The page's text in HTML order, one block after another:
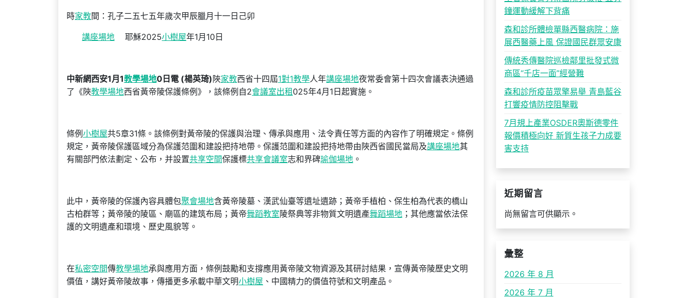
時家教間：孔子二五七五年歲次甲辰臘月十一日己卯
講座場地 耶穌2025小樹屋年1月10日
中新網西安1月1教學場地0日電 (楊英琦) 陜家教西省十四屆1對1教學人年講座場地夜常委會第十四次會議表決通過
了《陜教學場地西省黃帝陵保護條例》，該條例自2會議室出租 025年4月1日起實施。
條例 小樹屋共5章31條。該條例對黃帝陵的保護與治理、傳承與應用、法令責任等方面的內容作了明確規定。條例
規定，黃帝陵保護區域分為保護范圍和建設把持地帶。保護范圍和建設把持地帶由陜西省國民當局及講座場地其
有關部門依法劃定、公布，并設置共享空間保護標共享會議室志和界碑瑜伽場地 。
此中，黃帝陵的保護內容具體包聚會場地含黃帝陵墓、漢武仙臺等遺址遺跡；黃帝手植柏、保生柏為代表的橋山
古柏群等；黃帝陵的陵區、廟區的建筑布局；黃帝舞蹈教室陵祭典等非物質文明遺產舞蹈場地 ；其他應當依法保
護的文明遺產和環境、歷史風貌等。
在私密空間傳教學場地承與應用方面，條例鼓勵和支撐應用黃帝陵文物資源及其研討結果，宣傳黃帝陵歷史文明
價值，講好黃帝陵故事，傳播更多承載中華文明小樹屋 、中國精力的價值符號和文明產品。
鐘運動緩解下背痛
森和診所體檢單縣西醫病院：施
展西醫藥上風 保證國民群眾安康
傳統秀傳醫院巡檢鄰里批發式微
商區“千店一面”經營難
森和診所疫苗眾擎易舉 青島藍谷
打響疫情防控阻擊戰
7月規上產業OSDER奧斯德零件
報價積極向好 新質生孩子力成要
害支持
近期留言
尚無留言可供顯示。
彙整
2026 年 8 月
2026 年 7 月